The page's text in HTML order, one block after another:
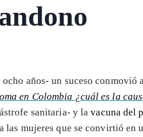
años- un suceso
en Colombia ¿cuál es la
sanitaria- y lavacuna del
mujeres que se convirtió en